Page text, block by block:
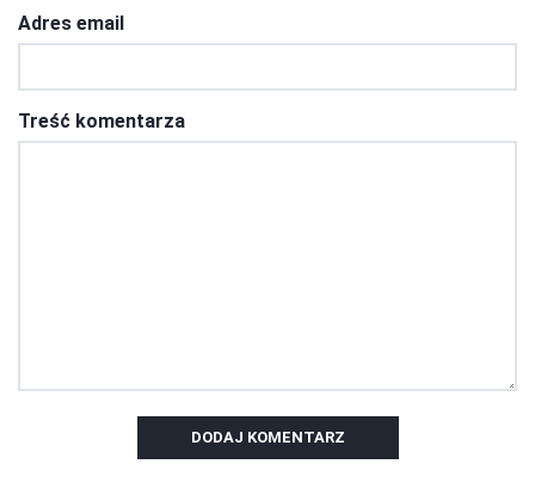
Adres email
Treść komentarza
DODAJ KOMENTARZ